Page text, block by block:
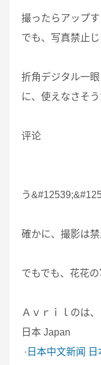
撮ったらアップす
でも、写真禁止じ
折角デジタル一
に、使えなさそ
评论
う
確かに、撮影は
でもでも、花花
Ａｖｒｉｌのは
日本 Japan
· 日本中文新闻